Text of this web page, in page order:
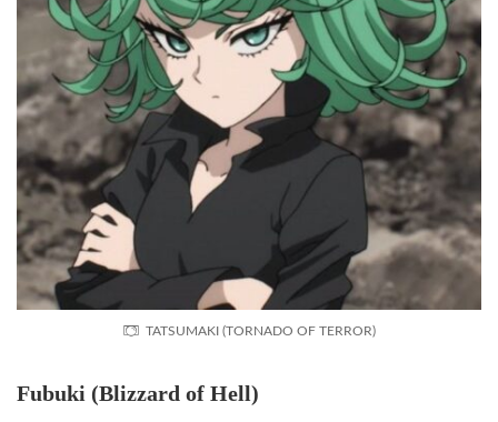
TATSUMAKI (TORNADO OF TERROR)
Fubuki (Blizzard of Hell)